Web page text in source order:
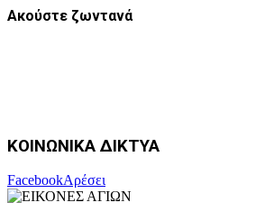
Ακούστε ζωντανά
ΚΟΙΝΩΝΙΚΑ ΔΙΚΤΥΑ
FacebookΑρέσει